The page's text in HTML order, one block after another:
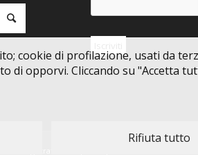
Registrati dei rispettivi produttori
cookie di profilazione, usati da
di opporvi. Cliccando su "Accetta
Rifiuta tutto